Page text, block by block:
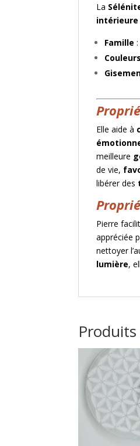
La
intérieure
Famille
Couleurs
Elle aide à
meilleure
de vie,
libérer des
Pierre
appréciée
nettoyer
lumière,